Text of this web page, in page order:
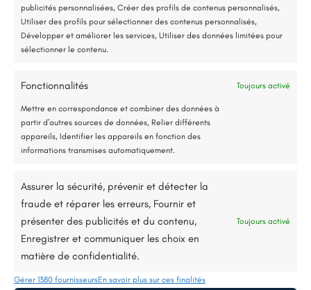
publicités personnalisées, Créer des profils de contenus personnalisés,
Utiliser des profils pour sélectionner des contenus personnalisés,
Développer et améliorer les services, Utiliser des données limitées pour
sélectionner le contenu.
Fonctionnalités Toujours activé
Mettre en correspondance et combiner des données à
partir d’autres sources de données, Relier différents
appareils, Identifier les appareils en fonction des
informations transmises automatiquement.
Assurer la sécurité, prévenir et détecter la
fraude et réparer les erreurs, Fournir et
présenter des publicités et du contenu,
Enregistrer et communiquer les choix en
matière de confidentialité.
Toujours activé
Gérer 1380 fournisseursEn savoir plus sur ces finalités
Nous contacter
Nous avons réalisé l’isolation thermique par
l’extérieur (ITE) pour une maison située aux
Ponts-de-Cé. Le chantier a consisté à poser
Jusqu’à 80% de prise en charge*